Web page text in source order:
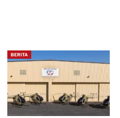
BERITA